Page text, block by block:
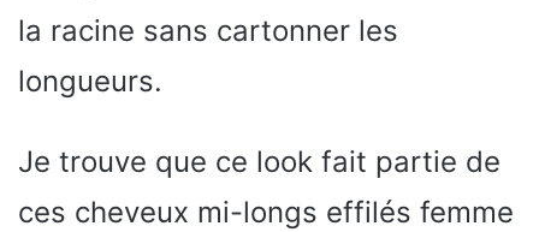
la racine sans cartonner les
longueurs.
Je trouve que ce look fait partie de
ces cheveux mi-longs effilés femme